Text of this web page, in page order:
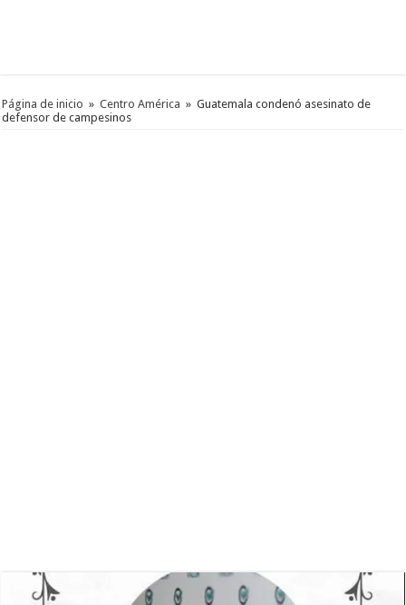
Página de inicio » Centro América » Guatemala condenó asesinato de
defensor de campesinos